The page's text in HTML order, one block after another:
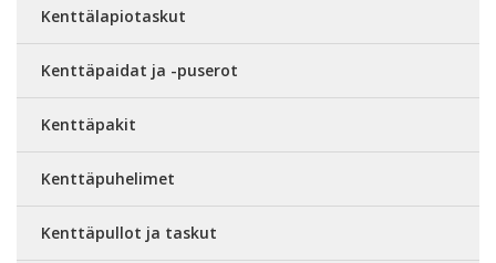
Kenttälapiotaskut
Kenttäpaidat ja -puserot
Kenttäpakit
Kenttäpuhelimet
Kenttäpullot ja taskut